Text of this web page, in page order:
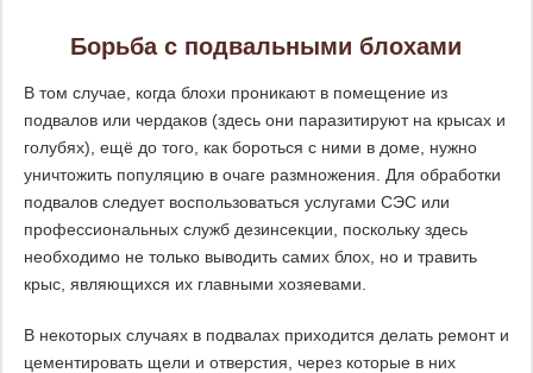
Борьба с подвальными блохами
В том случае, когда блохи проникают в помещение из
подвалов или чердаков (здесь они паразитируют на крысах и
голубях), ещё до того, как бороться с ними в доме, нужно
уничтожить популяцию в очаге размножения. Для обработки
подвалов следует воспользоваться услугами СЭС или
профессиональных служб дезинсекции, поскольку здесь
необходимо не только выводить самих блох, но и травить
крыс, являющихся их главными хозяевами.
В некоторых случаях в подвалах приходится делать ремонт и
цементировать щели и отверстия, через которые в них